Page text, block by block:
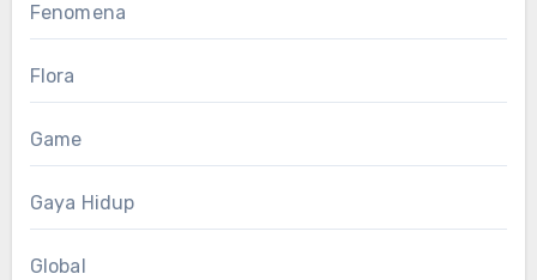
Fenomena
Flora
Game
Gaya Hidup
Global